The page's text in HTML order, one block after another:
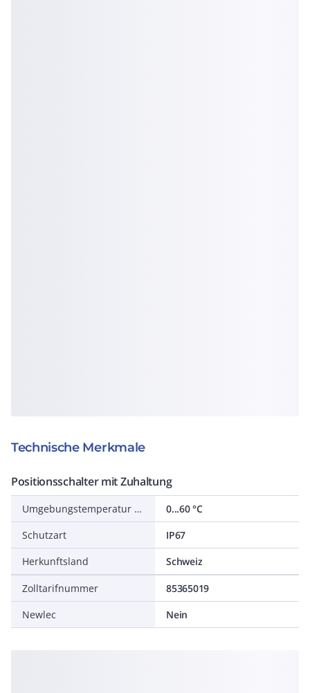
Technische Merkmale
Positionsschalter mit Zuhaltung
Umgebungstemperatur während des Betriebs
0...60 °C
Schutzart
IP67
Herkunftsland
Schweiz
Zolltarifnummer
85365019
Newlec
Nein